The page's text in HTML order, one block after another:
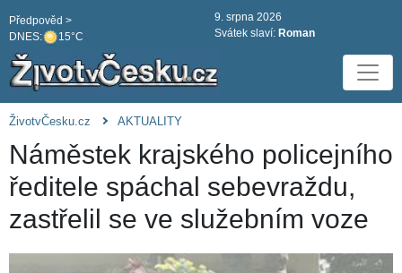
DNES: 15°C
Předpověd >
9. srpna 2026
Svátek slaví: Roman
ŽivotvČesku.cz AKTUALITY
Náměstek krajského policejního
ředitele spáchal sebevraždu,
zastřelil se ve služebním voze